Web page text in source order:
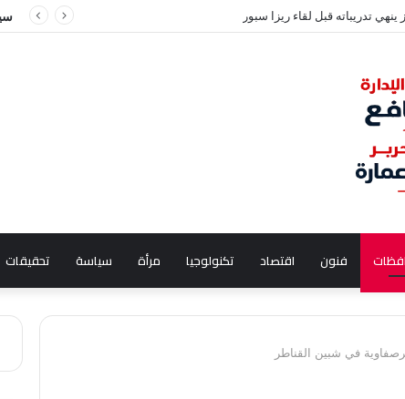
في مدينة نصر بسبب قضية نفقة
فنون اقتصاد تكنولوجيا مرأة سياسة تحقيقات
في شبين القناطر